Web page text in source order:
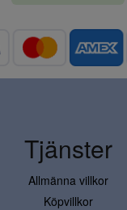
Tjänster
Allmänna villkor
Köpvillkor